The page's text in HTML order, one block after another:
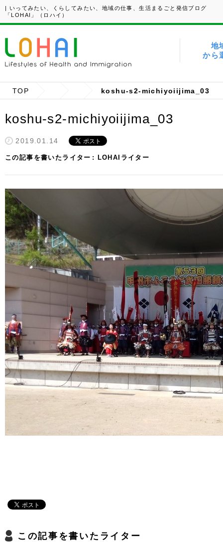
| いってみたい、くらしてみたい、地域の仕事、生活まるごと発信ブログ
「LOHAI」（ロハイ）
地
から
TOP koshu-s2-michiyoiijima_03
koshu-s2-michiyoiijima_03
2019.01.14
この記事を書いたライター LOHAIライター
この記事を書いたライター